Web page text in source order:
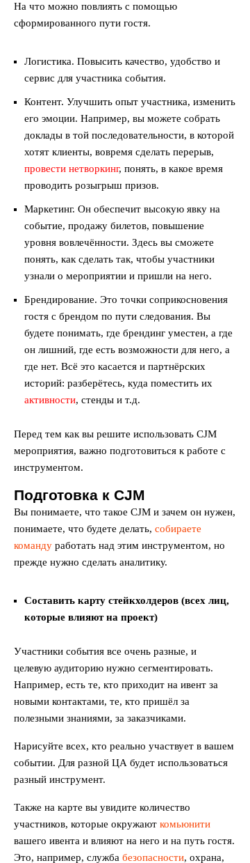
На что можно повлиять с помощью
сформированного пути гостя.
Логистика. Повысить качество, удобство и
сервис для участника события.
Контент. Улучшить опыт участника, изменить
его эмоции. Например, вы можете собрать
доклады в той последовательности, в которой
хотят клиенты, вовремя сделать перерыв,
провести нетворкинг, понять, в какое время
проводить розыгрыш призов.
Маркетинг. Он обеспечит высокую явку на
событие, продажу билетов, повышение
уровня вовлечённости. Здесь вы сможете
понять, как сделать так, чтобы участники
узнали о мероприятии и пришли на него.
Брендирование. Это точки соприкосновения
гостя с брендом по пути следования. Вы
будете понимать, где брендинг уместен, а где
он лишний, где есть возможности для него, а
где нет. Всё это касается и партнёрских
историй: разберётесь, куда поместить их
активности, стенды и т.д.
Перед тем как вы решите использовать CJM
мероприятия, важно подготовиться к работе с
инструментом.
Подготовка к CJM
Вы понимаете, что такое CJM и зачем он нужен,
понимаете, что будете делать, собираете
команду работать над этим инструментом, но
прежде нужно сделать аналитику.
Составить карту стейкхолдеров (всех лиц,
которые влияют на проект)
Участники события все очень разные, и
целевую аудиторию нужно сегментировать.
Например, есть те, кто приходит на ивент за
новыми контактами, те, кто пришёл за
полезными знаниями, за заказчиками.
Нарисуйте всех, кто реально участвует в вашем
событии. Для разной ЦА будет использоваться
разный инструмент.
Также на карте вы увидите количество
участников, которые окружают комьюнити
вашего ивента и влияют на него и на путь гостя.
Это, например, служба безопасности, охрана,